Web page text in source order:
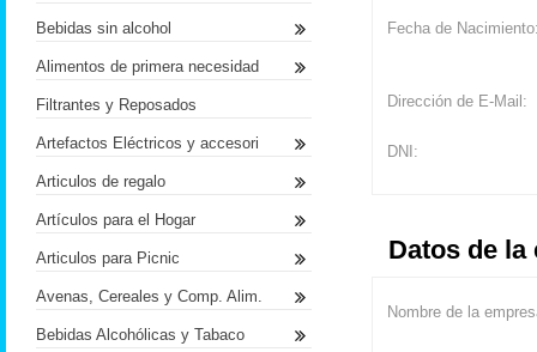
Fecha de
Dirección de E-Mail:
DNI:
Datos de la
Nombre de la
Bebidas sin alcohol
Alimentos de primera necesidad
Filtrantes y Reposados
Artefactos Eléctricos y accesori
Articulos de regalo
Artículos para el Hogar
Articulos para Picnic
Avenas, Cereales y Comp. Alim.
Bebidas Alcohólicas y Tabaco